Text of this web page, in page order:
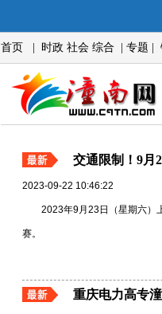
首页 时政 社会 综合 专题
交通限制！9月
2023-09-22 10:46:22
2023年9月23日（星期六）
赛。
重庆电力高专